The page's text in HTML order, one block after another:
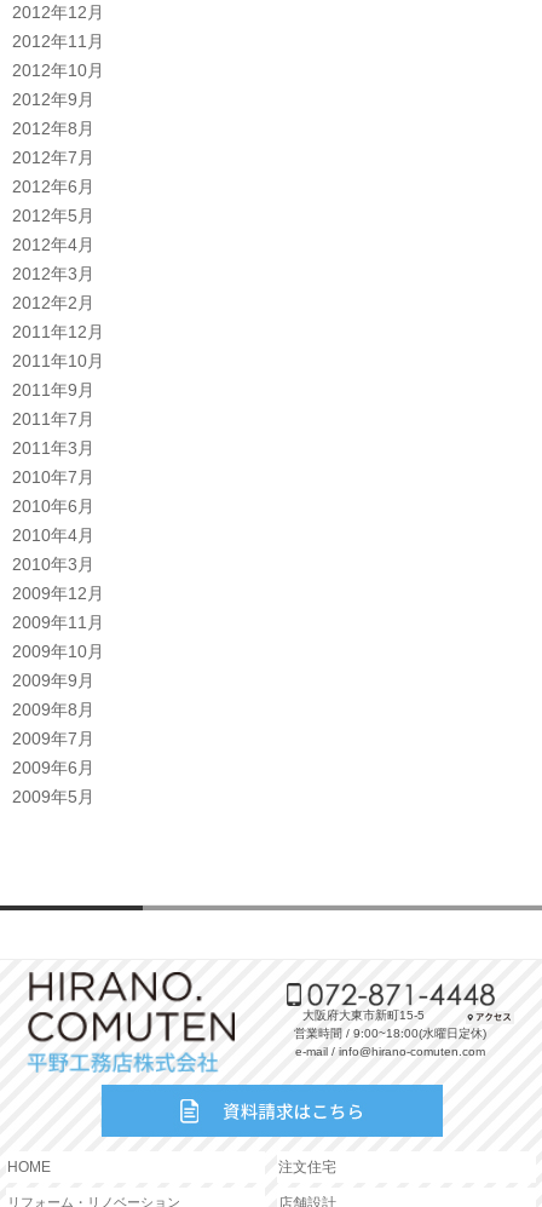
2012年12月
2012年11月
2012年10月
2012年9月
2012年8月
2012年7月
2012年6月
2012年5月
2012年4月
2012年3月
2012年2月
2011年12月
2011年10月
2011年9月
2011年7月
2011年3月
2010年7月
2010年6月
2010年4月
2010年3月
2009年12月
2009年11月
2009年10月
2009年9月
2009年8月
2009年7月
2009年6月
2009年5月
大阪府大東市新町15-5
営業時間 / 9:00~18:00(水曜日定休)
e-mail / info@hirano-comuten.com
HOME 注文住宅
リフォーム・リノベーション 店舗設計